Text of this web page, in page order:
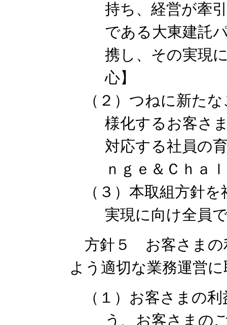
持ち、経営が牽
である大東建託
携し、その実現
心】
（２）つねに新た
様化するお客さ
対応する社員の
ｎｇｅ＆Ｃｈａ
（３）本取組方針
実現に向け全員
方針５ お客さまの
よう適切な業務運営
（１）お客さまの
う、お客さまの